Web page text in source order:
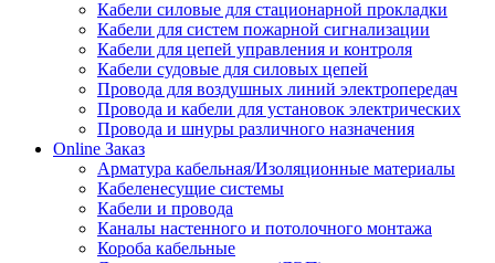
Кабели силовые для стационарной прокладки
Кабели для систем пожарной сигнализации
Кабели для цепей управления и контроля
Кабели судовые для силовых цепей
Провода для воздушных линий электропередач
Провода и кабели для установок электрических
Провода и шнуры различного назначения
Online Заказ
Арматура кабельная/Изоляционные материалы
Кабеленесущие системы
Кабели и провода
Каналы настенного и потолочного монтажа
Короба кабельные